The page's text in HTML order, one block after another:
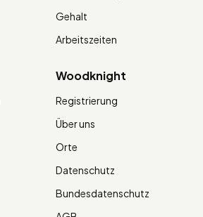
Gehalt
Arbeitszeiten
Woodknight
Registrierung
Über uns
Orte
Datenschutz
Bundesdatenschutz